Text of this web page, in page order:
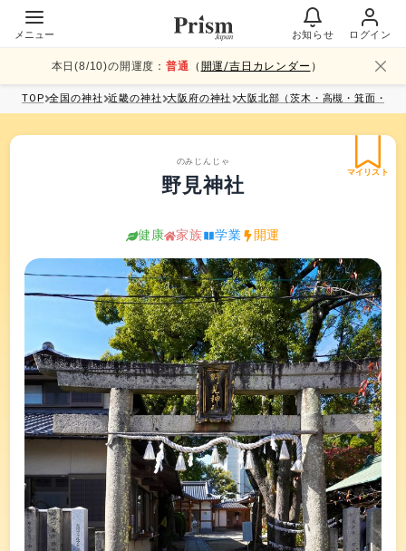
メニュー お知らせ ログイン
本日(8/10)の開運度：普通 （ 開運/吉日カレンダー ）
TOP 全国の神社 近畿の神社 大阪府の神社 大阪北部（茨木・高槻・箕面・伊
マイリスト
のみじんじゃ
野見神社
健康 家族 学業 開運